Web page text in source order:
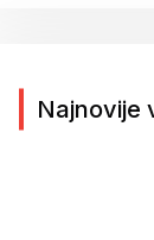
:
Najnovije